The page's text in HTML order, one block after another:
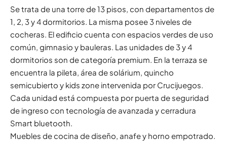
Se trata de una torre de 13 pisos, con departamentos de
1, 2, 3 y 4 dormitorios. La misma posee 3 niveles de
cocheras. El edificio cuenta con espacios verdes de uso
común, gimnasio y bauleras. Las unidades de 3 y 4
dormitorios son de categoría premium. En la terraza se
encuentra la pileta, área de solárium, quincho
semicubierto y kids zone intervenida por Crucijuegos.
Cada unidad está compuesta por puerta de seguridad
de ingreso con tecnología de avanzada y cerradura
Smart bluetooth.
Muebles de cocina de diseño, anafe y horno empotrado.